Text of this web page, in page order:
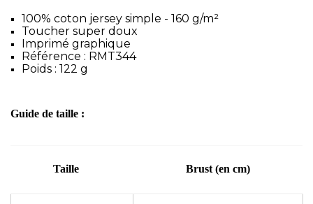
100% coton jersey simple - 160 g/m²
Toucher super doux
Imprimé graphique
Référence : RMT344
Poids : 122 g
Guide de taille :
Taille Brust (en cm)